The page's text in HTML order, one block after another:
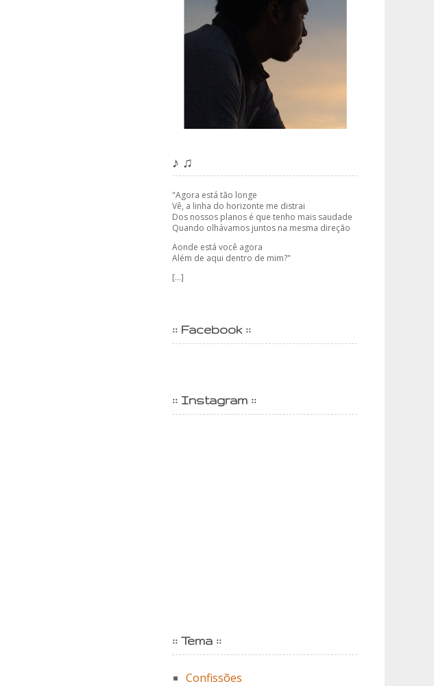
♪ ♫
"Agora está tão longe
Vê, a linha do horizonte me distrai
Dos nossos planos é que tenho mais saudade
Quando olhávamos juntos na mesma direção
Aonde está você agora
Além de aqui dentro de mim?"
[...]
:: Facebook ::
:: Instagram ::
:: Tema ::
Confissões